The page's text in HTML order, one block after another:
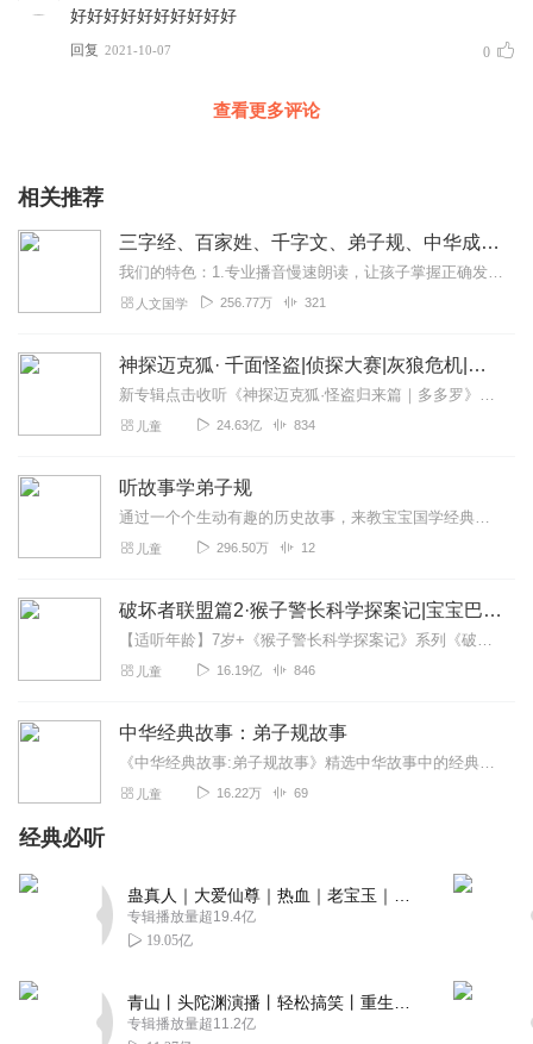
好好好好好好好好好好
回复 2021-10-07 0
查看更多评论
相关推荐
三字经、百家姓、千字文、弟子规、中华成语故事
我们的特色：1.专业播音慢速朗读，让孩子掌握正确发音2.每集增加文字+拼音，适合孩子跟读3.精美的音质体验，让孩子身临其境爱上国学知识适合谁听1.适合各个年龄段...
人文国学 256.77万 321
神探迈克狐· 千面怪盗|侦探大赛|灰狼危机|多多罗
新专辑点击收听《神探迈克狐·怪盗归来篇｜多多罗》！！！>>>点击进入主播橱窗购买《神探迈克狐》系列图书吧!<<<多多罗故事【点击前往】收听多多罗其他好玩有趣的故...
儿童 24.63亿 834
听故事学弟子规
通过一个个生动有趣的历史故事，来教宝宝国学经典启蒙课本弟子规~
儿童 296.50万 12
破坏者联盟篇2·猴子警长科学探案记|宝宝巴士故事
【适听年龄】7岁+《猴子警长科学探案记》系列《破坏者联盟篇1·猴子警长科学探案记》>>>《破坏者联盟篇2·猴子警长科学探案记》>>>《破坏者联盟篇3·猴子警长科...
儿童 16.19亿 846
中华经典故事：弟子规故事
《中华经典故事:弟子规故事》精选中华故事中的经典篇章，在保留传统故事精髓的基础上，更加贴近当代读者的阅读需求，从而使读者更容易领悟经典故事所传达出的优秀传统文化...
儿童 16.22万 69
经典必听
专辑播放量超19.4亿
19.05亿
专辑播放量超11.2亿